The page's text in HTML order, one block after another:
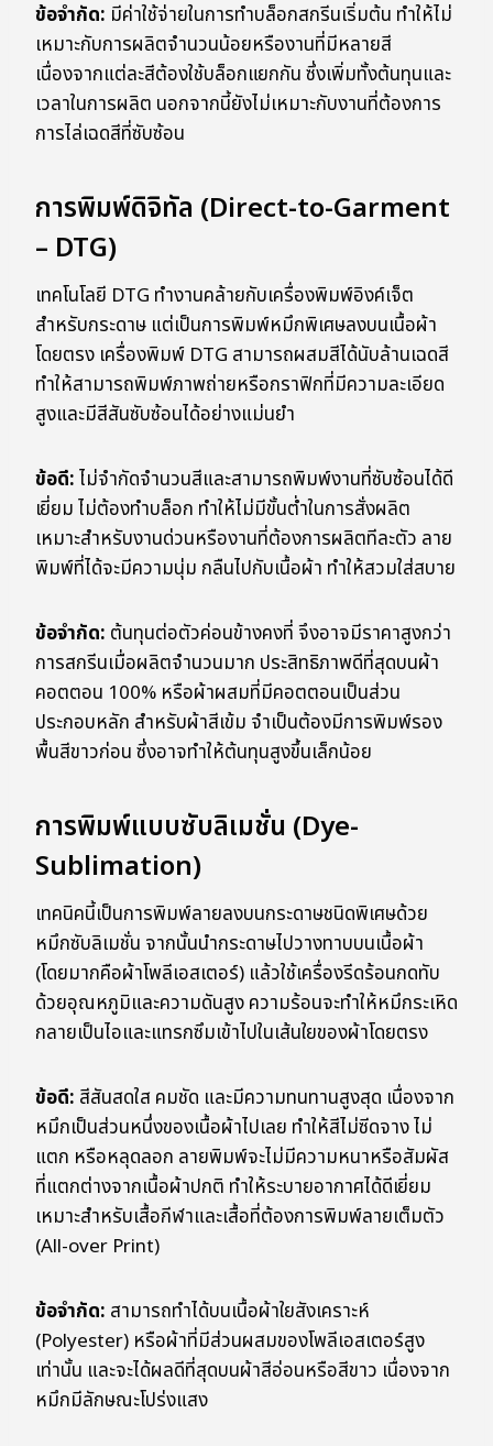
ข้อจำกัด: มีค่าใช้จ่ายในการทำบล็อกสกรีนเริ่มต้น ทำให้ไม่
เหมาะกับการผลิตจำนวนน้อยหรืองานที่มีหลายสี
เนื่องจากแต่ละสีต้องใช้บล็อกแยกกัน ซึ่งเพิ่มทั้งต้นทุนและ
เวลาในการผลิต นอกจากนี้ยังไม่เหมาะกับงานที่ต้องการ
การไล่เฉดสีที่ซับซ้อน
การพิมพ์ดิจิทัล (Direct-to-Garment
– DTG)
เทคโนโลยี DTG ทำงานคล้ายกับเครื่องพิมพ์อิงค์เจ็ต
สำหรับกระดาษ แต่เป็นการพิมพ์หมึกพิเศษลงบนเนื้อผ้า
โดยตรง เครื่องพิมพ์ DTG สามารถผสมสีได้นับล้านเฉดสี
ทำให้สามารถพิมพ์ภาพถ่ายหรือกราฟิกที่มีความละเอียด
สูงและมีสีสันซับซ้อนได้อย่างแม่นยำ
ข้อดี:ไม่จำกัดจำนวนสีและสามารถพิมพ์งานที่ซับซ้อนได้ดี
เยี่ยม ไม่ต้องทำบล็อก ทำให้ไม่มีขั้นต่ำในการสั่งผลิต
เหมาะสำหรับงานด่วนหรืองานที่ต้องการผลิตทีละตัว ลาย
พิมพ์ที่ได้จะมีความนุ่ม กลืนไปกับเนื้อผ้า ทำให้สวมใส่สบาย
ข้อจำกัด: ต้นทุนต่อตัวค่อนข้างคงที่ จึงอาจมีราคาสูงกว่า
การสกรีนเมื่อผลิตจำนวนมาก ประสิทธิภาพดีที่สุดบนผ้า
คอตตอน 100% หรือผ้าผสมที่มีคอตตอนเป็นส่วน
ประกอบหลัก สำหรับผ้าสีเข้ม จำเป็นต้องมีการพิมพ์รอง
พื้นสีขาวก่อน ซึ่งอาจทำให้ต้นทุนสูงขึ้นเล็กน้อย
การพิมพ์แบบซับลิเมชั่น (Dye-
Sublimation)
เทคนิคนี้เป็นการพิมพ์ลายลงบนกระดาษชนิดพิเศษด้วย
หมึกซับลิเมชั่น จากนั้นนำกระดาษไปวางทาบบนเนื้อผ้า
(โดยมากคือผ้าโพลีเอสเตอร์) แล้วใช้เครื่องรีดร้อนกดทับ
ด้วยอุณหภูมิและความดันสูง ความร้อนจะทำให้หมึกระเหิด
กลายเป็นไอและแทรกซึมเข้าไปในเส้นใยของผ้าโดยตรง
ข้อดี: สีสันสดใส คมชัด และมีความทนทานสูงสุด เนื่องจาก
หมึกเป็นส่วนหนึ่งของเนื้อผ้าไปเลย ทำให้สีไม่ซีดจาง ไม่
แตก หรือหลุดลอก ลายพิมพ์จะไม่มีความหนาหรือสัมผัส
ที่แตกต่างจากเนื้อผ้าปกติ ทำให้ระบายอากาศได้ดีเยี่ยม
เหมาะสำหรับเสื้อกีฬาและเสื้อที่ต้องการพิมพ์ลายเต็มตัว
(All-over Print)
ข้อจำกัด: สามารถทำได้บนเนื้อผ้าใยสังเคราะห์
(Polyester) หรือผ้าที่มีส่วนผสมของโพลีเอสเตอร์สูง
เท่านั้น และจะได้ผลดีที่สุดบนผ้าสีอ่อนหรือสีขาว เนื่องจาก
หมึกมีลักษณะโปร่งแสง